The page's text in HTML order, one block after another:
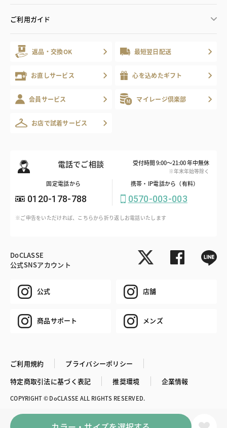
ご利用ガイド
返品・交換OK 最短翌日配送
お直しサービス 心を込めたギフト
会員サービス マイレージ倶楽部
お店で試着サービス
電話でご相談 受付時間 9:00～21:00 年中無休
※年末年始等除く
固定電話から
0120-178-788
携帯・IP電話から（有料）
0570-003-003
※ご申告をいただければ、こちらから折り返しお電話いたします
DoCLASSE
公式SNSアカウント
公式 店舗
商品サポート メンズ
ご利用規約
プライバシーポリシー
特定商取引法に基づく表記
推奨環境 企業情報
COPYRIGHT © DoCLASSE ALL RIGHTS RESERVED.